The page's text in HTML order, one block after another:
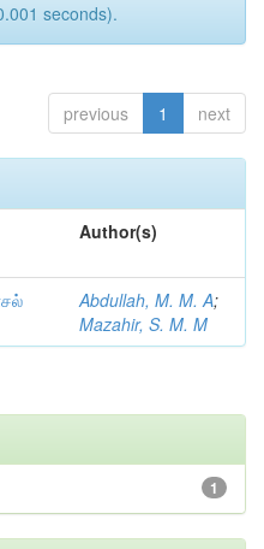
seconds).
previous 1 next
Author(s)
Abdullah, M. M. A;
Mazahir, S. M. M
1